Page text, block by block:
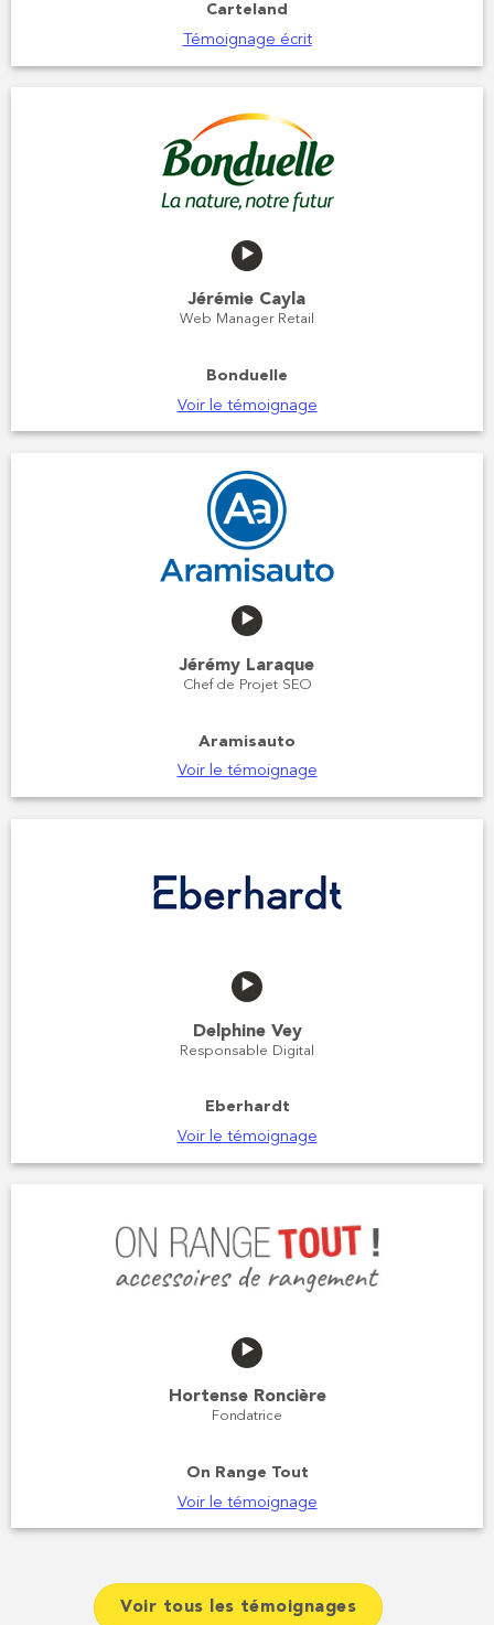
Carteland
Témoignage écrit
Jérémie Cayla
Web Manager Retail
Bonduelle
Voir le témoignage
Jérémy Laraque
Chef de Projet SEO
Aramisauto
Voir le témoignage
Delphine Vey
Responsable Digital
Eberhardt
Voir le témoignage
Hortense Roncière
Fondatrice
On Range Tout
Voir le témoignage
Voir tous les témoignages